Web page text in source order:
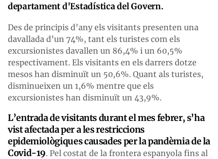
departament d'Estadística del Govern.
Des de principis d’any els visitants presenten una
davallada d’un 74%, tant els turistes com els
excursionistes davallen un 86,4% i un 60,5%
respectivament. Els visitants en els darrers dotze
mesos han disminuït un 50,6%. Quant als turistes,
disminueixen un 1,6% mentre que els
excursionistes han disminuït un 43,9%.
L’entrada de visitants durant el mes febrer, s’ha
vist afectada per a les restriccions
epidemiològiques causades per la pandèmia de la
Covid-19. Pel costat de la frontera espanyola fins al